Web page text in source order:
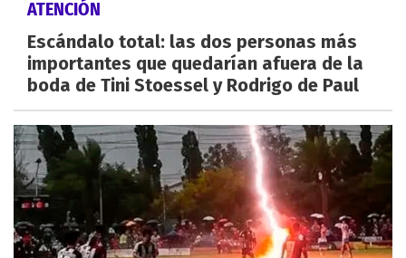
ATENCIÓN
Escándalo total: las dos personas más
importantes que quedarían afuera de la
boda de Tini Stoessel y Rodrigo de Paul